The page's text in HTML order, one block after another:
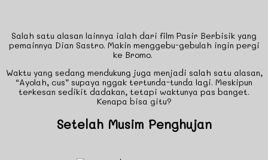
Salah satu alasan lainnya ialah dari film Pasir Berbisik yang
pemainnya Dian Sastro. Makin menggebu-gebulah ingin pergi
ke Bromo.
Waktu yang sedang mendukung juga menjadi salah satu alasan,
“Ayolah, cus” supaya nggak tertunda-tunda lagi. Meskipun
terkesan sedikit dadakan, tetapi waktunya pas banget.
Kenapa bisa gitu?
Setelah Musim Penghujan